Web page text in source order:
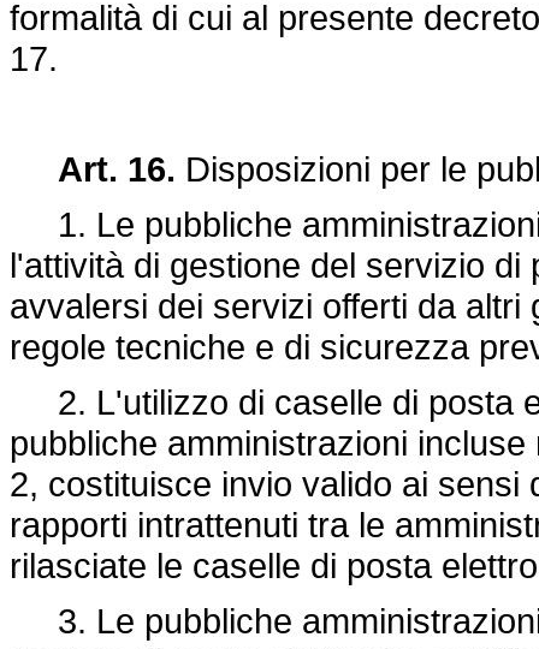
formalità di cui al presente
17.
Art. 16. Disposizioni per le
1. Le pubbliche
l'attività di gestione del servizio
avvalersi dei servizi offerti da
regole tecniche e di sicurezza
2. L'utilizzo di caselle di posta
pubbliche amministrazioni
2, costituisce invio valido ai sensi
rapporti intrattenuti tra le
rilasciate le caselle di posta
3. Le pubbliche